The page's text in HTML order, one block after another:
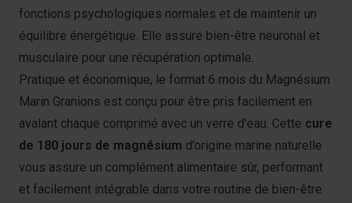
fonctions psychologiques normales et de maintenir un
équilibre énergétique. Elle assure bien-être neuronal et
musculaire pour une récupération optimale.
Pratique et économique, le format 6 mois du Magnésium
Marin Granions est conçu pour être pris facilement en
avalant chaque comprimé avec un verre d'eau. Cette cure
de 180 jours de magnésium d’origine marine naturelle
vous assure un complément alimentaire sûr, performant
et facilement intégrable dans votre routine de bien-être